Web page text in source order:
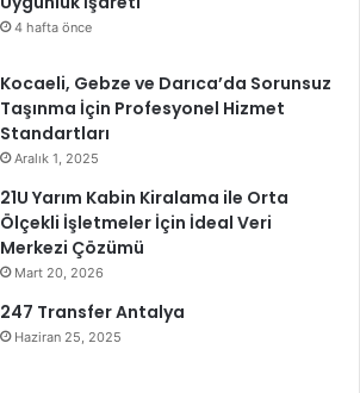
4 hafta önce
Kocaeli, Gebze ve Darıca’da Sorunsuz
Taşınma İçin Profesyonel Hizmet
Standartları
Aralık 1, 2025
21U Yarım Kabin Kiralama ile Orta
Ölçekli İşletmeler İçin İdeal Veri
Merkezi Çözümü
Mart 20, 2026
247 Transfer Antalya
Haziran 25, 2025